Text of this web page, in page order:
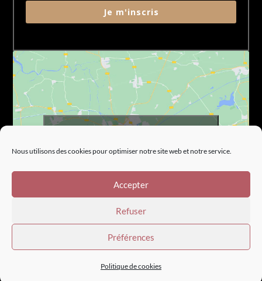
Nous utilisons des cookies pour optimiser notre site web et notre service.
Accepter
Refuser
Préférences
Politique de cookies
Je m'inscris
Cliquez pour accepter les cookies marketing
Les Vignals - Tous droits réservés |Conditions
générales de vente-Mentions légales